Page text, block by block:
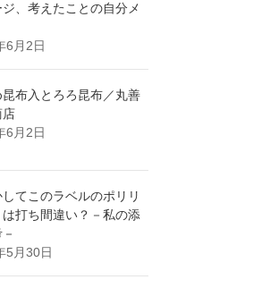
ジ、考えたことの自分メ
6月2日
布入とろろ昆布／丸善
店
6月2日
してこのラベルのポリリ
は打ち間違い？－私の添
5月30日